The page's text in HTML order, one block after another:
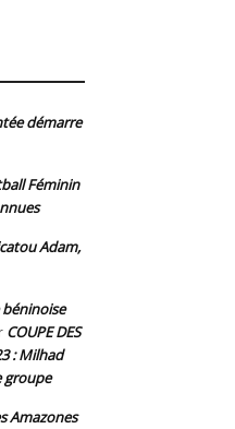
démarre
Féminin
Adam,
COUPE DES
: Milhad
groupe
Amazones